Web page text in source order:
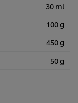
30 ml
100 g
450 g
50 g